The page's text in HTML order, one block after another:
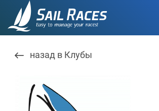
назад в Клубы